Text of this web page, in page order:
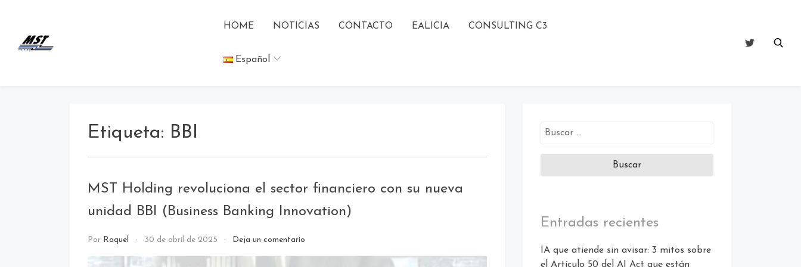
HOME NOTICIAS CONTACTO EALICIA CONSULTING C3
Español
Etiqueta: BBI
MST Holding revoluciona el sector financiero con su nueva
unidad BBI (Business Banking Innovation)
Por Raquel 30 de abril de 2025
call
Deja un comentario
Entradas recientes
IA que atiende sin avisar: 3 mitos sobre
el Artículo 50 del AI Act que están